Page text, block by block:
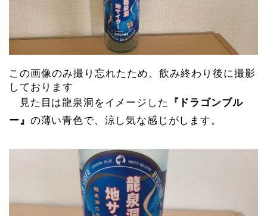
この画像のみ撮り忘れたため、飲み終わり後に撮影
しております
見た目は龍泉洞をイメージした
『ドラゴンブル
ー』 の薄い青色で、涼し気な感じがします。